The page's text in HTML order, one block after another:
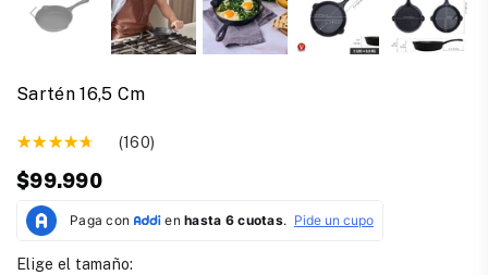
Sartén 16,5 Cm
(160)
Precio
habitual
$99.990
Elige el tamaño: